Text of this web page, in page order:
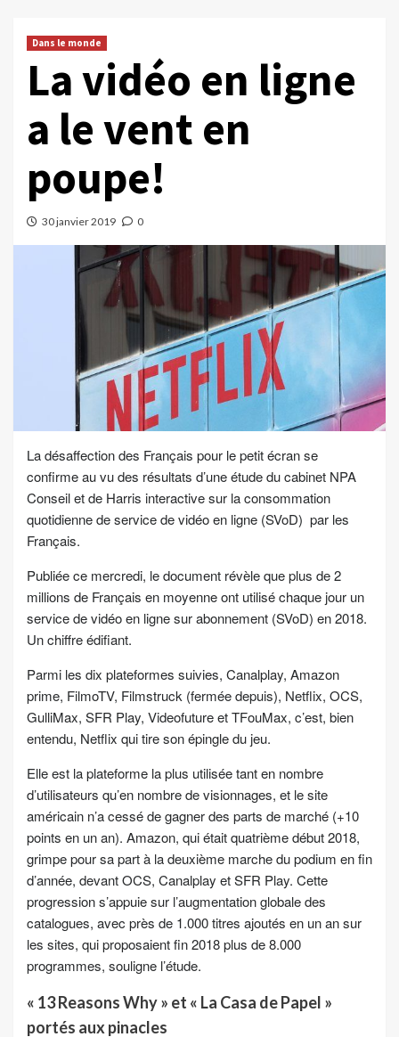
Dans le monde
La vidéo en ligne
a le vent en
poupe!
30 janvier 2019 0
La désaffection des Français pour le petit écran se
confirme au vu des résultats d’une étude du cabinet NPA
Conseil et de Harris interactive sur la consommation
quotidienne de service de vidéo en ligne (SVoD) par les
Français.
Publiée ce mercredi, le document révèle que plus de 2
millions de Français en moyenne ont utilisé chaque jour un
service de vidéo en ligne sur abonnement (SVoD) en 2018.
Un chiffre édifiant.
Parmi les dix plateformes suivies, Canalplay, Amazon
prime, FilmoTV, Filmstruck (fermée depuis), Netflix, OCS,
GulliMax, SFR Play, Videofuture et TFouMax, c’est, bien
entendu, Netflix qui tire son épingle du jeu.
Elle est la plateforme la plus utilisée tant en nombre
d’utilisateurs qu’en nombre de visionnages, et le site
américain n’a cessé de gagner des parts de marché (+10
points en un an). Amazon, qui était quatrième début 2018,
grimpe pour sa part à la deuxième marche du podium en fin
d’année, devant OCS, Canalplay et SFR Play. Cette
progression s’appuie sur l’augmentation globale des
catalogues, avec près de 1.000 titres ajoutés en un an sur
les sites, qui proposaient fin 2018 plus de 8.000
programmes, souligne l’étude.
« 13 Reasons Why » et « La Casa de Papel »
portés aux pinacles